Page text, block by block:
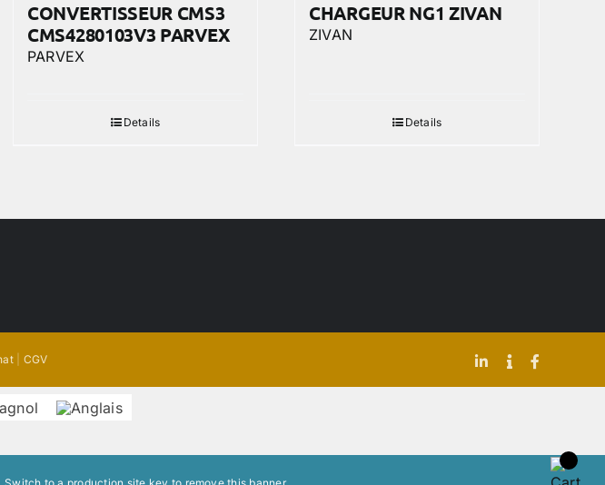
CONVERTISSEUR CMS3
CMS4280103V3 PARVEX
PARVEX
Details
CHARGEUR NG1 ZIVAN
ZIVAN
Details
| CGV LinkedIn
Indeed